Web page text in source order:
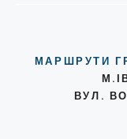
МАРШРУТИ
ВУЛ.